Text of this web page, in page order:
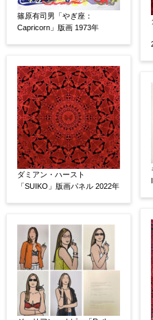
、gif、pig、pdf形式にてお
フォーム送信後に送られて
さい。
篠原有司男「やぎ座：
Capricorn」版画 1973年
ダミアン・ハースト
「SUIKO」版画パネル 2022年